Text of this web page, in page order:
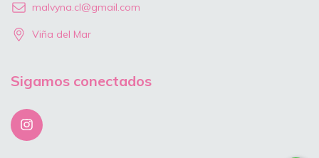
malvyna.cl@gmail.com
Viña del Mar
Sigamos conectados